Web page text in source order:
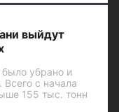
выйдут
убрано и
Всего с начала
155 тыс. тонн